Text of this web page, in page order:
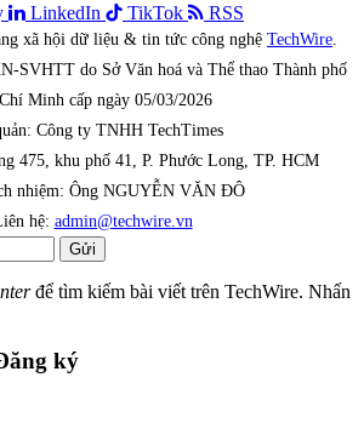
LinkedIn TikTok RSS
xã hội dữ liệu & tin tức công nghệ TechWire
SVHTT do Sở Văn hoá và Thể thao Thành phố
Minh cấp ngày 05/03/2026
Công ty TNHH TechTimes
475, khu phố 41, P. Phước Long, TP. HCM
nhiệm: Ông NGUYỄN VĂN ĐÔ
hệ: admin@techwire.vn
Gửi
để tìm kiếm bài viết trên TechWire. Nhấn
ký